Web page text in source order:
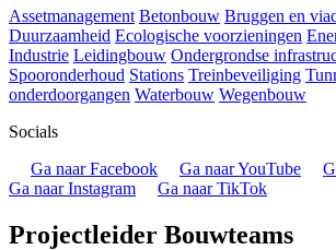
Assetmanagement Betonbouw Bruggen en
Duurzaamheid Ecologische voorzieningen
Industrie Leidingbouw Ondergrondse
Spooronderhoud Stations Treinbeveiliging
onderdoorgangen Waterbouw Wegenbouw
Socials
Ga naar Facebook
Ga naar YouTube
Ga naar Instagram
Ga naar TikTok
Projectleider Bouwteams